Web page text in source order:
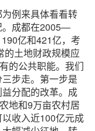
例来具体看看转
。成都在2005—
亿和421亿，考
的土地财政规模应
的公共职能。我们
步走。第一步是
分配的改革。成
地和9万亩农村居
收入近100亿元成